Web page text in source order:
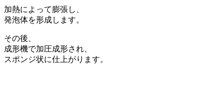
加熱によって膨張し、
発泡体を形成します。
その後、
成形機で加圧成形され、
スポンジ状に仕上がります。